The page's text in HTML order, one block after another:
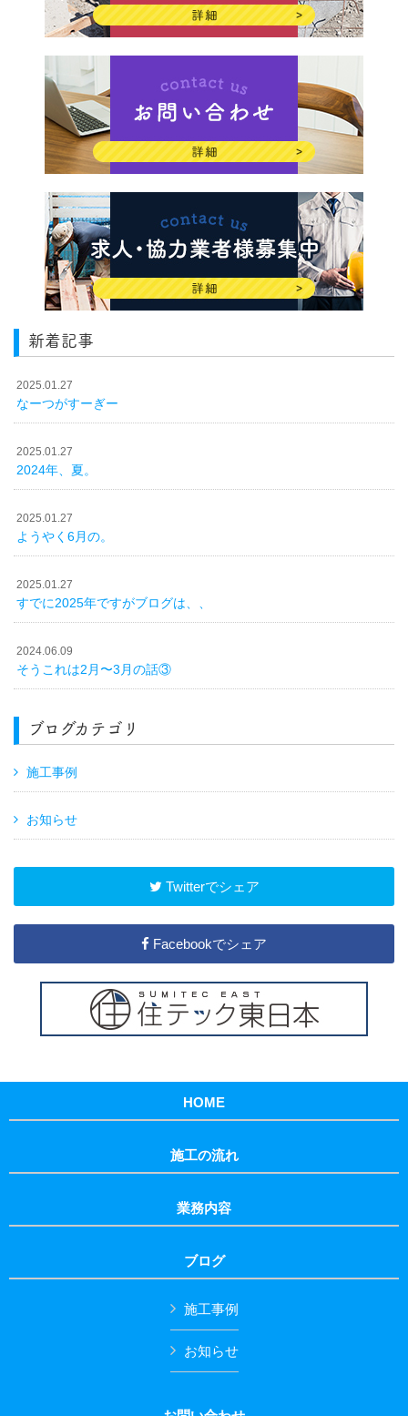
新着記事
2025.01.27
なーつがすーぎー
2025.01.27
2024年、夏。
2025.01.27
ようやく6月の。
2025.01.27
すでに2025年ですがブログは、、
2024.06.09
そうこれは2月〜3月の話③
ブログカテゴリ
施工事例
お知らせ
Twitterでシェア
Facebookでシェア
HOME
施工の流れ
業務内容
ブログ
施工事例
お知らせ